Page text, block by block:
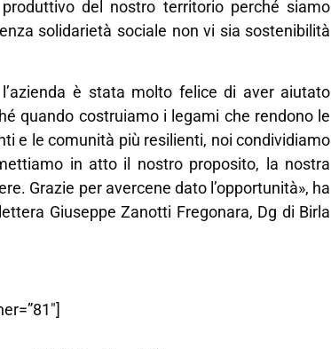
del nostro territorio perché siamo
solidarietà sociale non vi sia sostenibilità
è stata molto felice di aver aiutato
quando costruiamo i legami che rendono le
e le comunità più resilienti, noi condividiamo
in atto il nostro proposito, la nostra
Grazie per avercene dato l’opportunità», ha
Giuseppe Zanotti Fregonara, Dg di Birla